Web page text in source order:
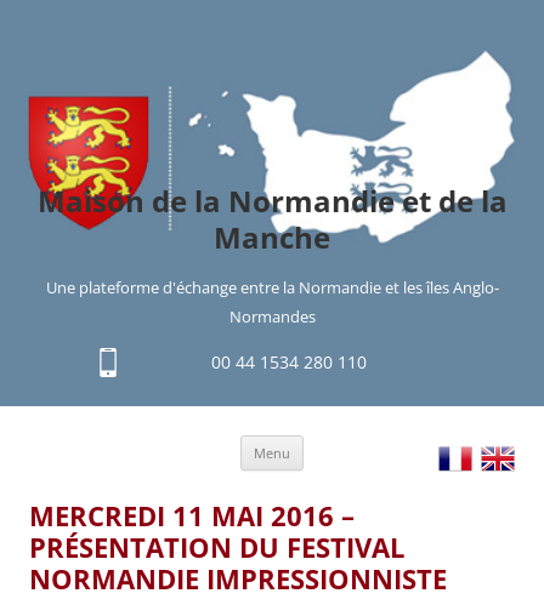
Maison de la Normandie et de la
Manche
Une plateforme d'échange entre la Normandie et les îles Anglo-
Normandes
00 44 1534 280 110
Menu
MERCREDI 11 MAI 2016 –
PRÉSENTATION DU FESTIVAL
NORMANDIE IMPRESSIONNISTE